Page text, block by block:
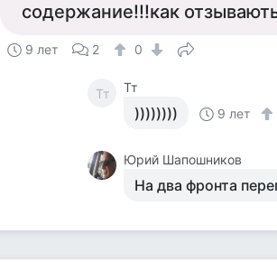
содержание!!!как
9 лет 2 0
Тт Тт
)))))))) 9 лет
Юрий Шапошников
На два фронта